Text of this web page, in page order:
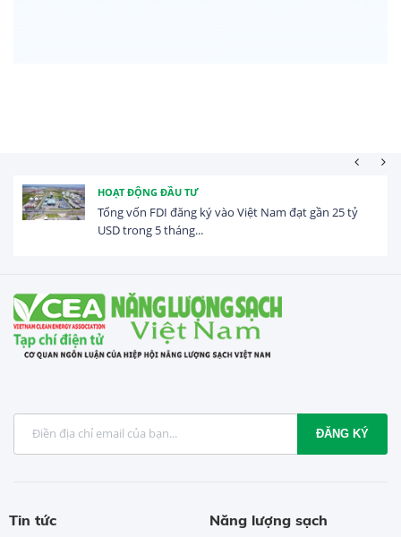
HOẠT ĐỘNG ĐẦU TƯ
Tổng vốn FDI đăng ký vào Việt Nam đạt gần 25 tỷ
USD trong 5 tháng...
ĐĂNG KÝ
Tin tức Năng lượng sạch